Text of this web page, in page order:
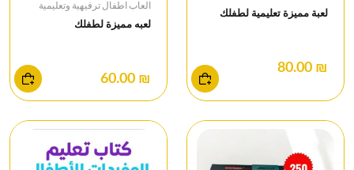
لعبة مميزة تعليمية لطفلك
₪ 80.00
العاب اطفال ترفيهية وتعليمية
لعبه مميزة لطفلك
₪ 60.00